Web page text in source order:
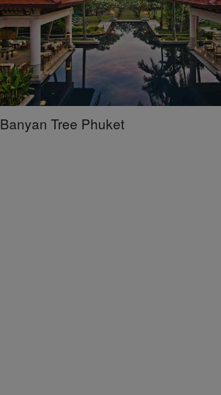
Banyan Tree Phuket